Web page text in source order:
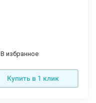
В избранное
Купить в 1 клик